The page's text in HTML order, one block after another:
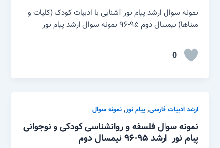
نمونه سوال ارشد پیام نور آشنایی با ادبیات کودک (کلیات و
مبناها) نیمسال دوم ۹۵-۹۶ نمونه سوال ارشد پیام نور
0
ارشد ادبیات فارسی,پیام نور,نمونه سوال
نمونه سوال فلسفه و روانشناسی کودکی و نوجوانی
پیام نور ارشد ۹۵-۹۶ نیمسال دوم